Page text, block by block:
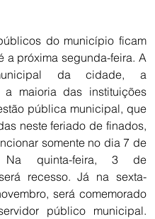
do município ficam
a próxima segunda-feira. A
da cidade, a
a maioria das instituições
pública municipal, que
neste feriado de finados,
somente no dia 7 de
Na quinta-feira, 3 de
recesso. Já na sexta-
será comemorado
público municipal.